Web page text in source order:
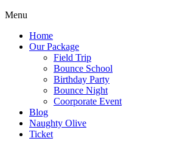
Menu
Home
Our Package
Field Trip
Bounce School
Birthday Party
Bounce Night
Coorporate Event
Blog
Naughty Olive
Ticket